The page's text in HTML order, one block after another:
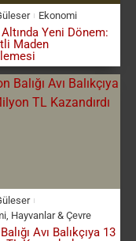
Ekonomi
Yeni Dönem:
Maden
, Hayvanlar & Çevre
Avı Balıkçıya 13